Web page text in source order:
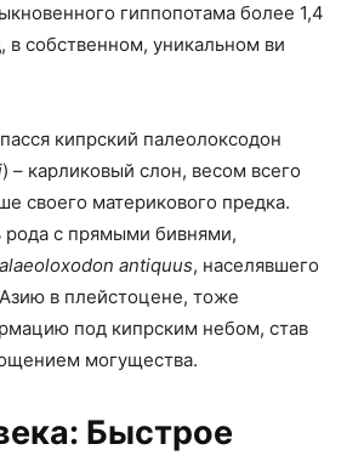
гиппопотама более 1,4
в собственном, уникальном ви
кипрский палеолоксодон
) – карликовый слон, весом всего
своего материкового предка.
рода с прямыми бивнями,
antiquus, населявшего
в плейстоцене, тоже
под кипрским небом, став
могущества.
Быстрое